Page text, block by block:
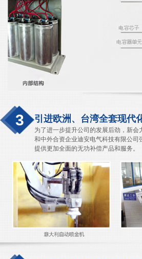
3 引进欧洲、台湾全套现代
为了进一步提升公司的发展后劲，新会
和中外合资企业迪安电气科技有限公司
提供更加全面的无功补偿产品和服务。